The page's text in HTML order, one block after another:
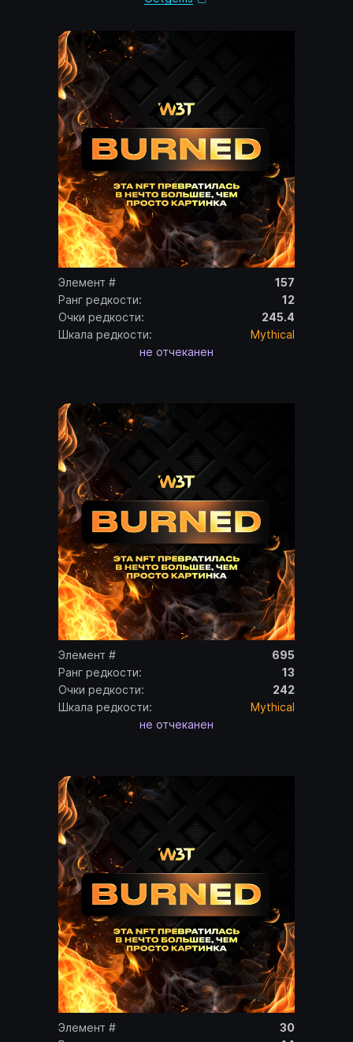
Элемент #
157
Ранг редкости:
12
Очки редкости:
245.4
Шкала редкости:
Mythical
не отчеканен
Элемент #
695
Ранг редкости:
13
Очки редкости:
242
Шкала редкости:
Mythical
не отчеканен
Элемент #
30